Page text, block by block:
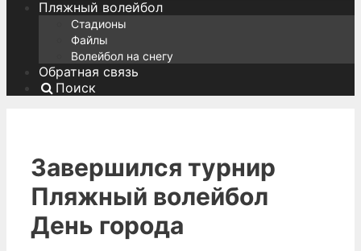
Пляжный волейбол
Стадионы
Файлы
Волейбол на снегу
Обратная связь
Поиск
Завершился турнир
Пляжный волейбол
День города